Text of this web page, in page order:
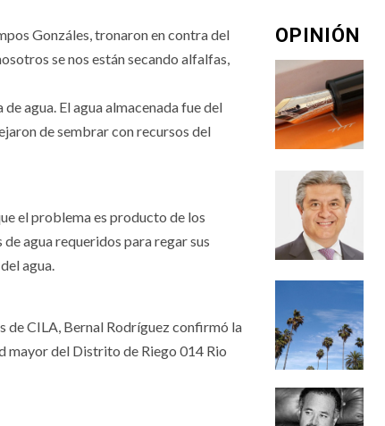
Gonzáles, tronaron en contra del
se nos están secando alfalfas,
agua. El agua almacenada fue del
de sembrar con recursos del
el problema es producto de los
agua requeridos para regar sus
agua.
de CILA, Bernal Rodríguez confirmó la
mayor del Distrito de Riego 014 Rio
OPINIÓN